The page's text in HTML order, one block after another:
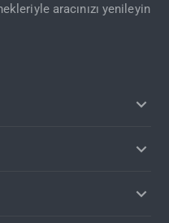
aracınızı yenileyin